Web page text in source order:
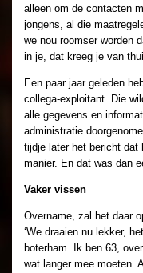
alleen om de contacten
jongens, al die
we nou roomser worden
in je, dat kreeg je van
Een paar jaar geleden
collega-exploitant. Die
alle gegevens en
administratie
tijdje later het bericht dat
manier. En dat was dan
Vaker vissen
Overname, zal het daar
‘We draaien nu lekker,
boterham. Ik ben 63,
wat langer mee moeten.